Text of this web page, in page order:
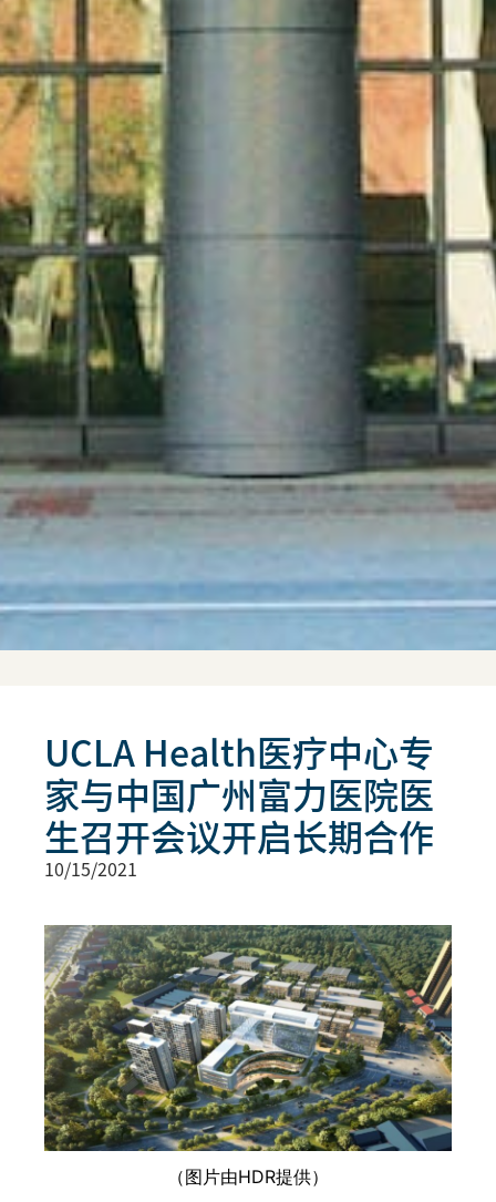
UCLA Health医疗中心专
家与中国广州富力医院医
生召开会议开启长期合作
10/15/2021
（图片由HDR提供）